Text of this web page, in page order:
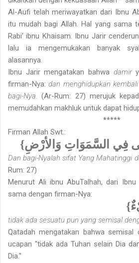
Al-Aufi telah meriwayatkan dari Ibnu
itu mudah bagi Allah. Hal yang sama
Rabi' ibnu Khaisam. Ibnu Jarir
lalu ia mengemukakan banyak
alasannya.
Ibnu Jarir mengatakan bahwa damir
firman-Nya:dan menghidupkan
bagi-Nya.(Ar-Rum: 27) merujuk
memudahkan makhluk untuk dapat
*****
Firman Allah Swt.:
فِي السَّمَوَاتِ وَالأرْضِ}
Dan bagi-Nyalah sifat Yang Mahatinggi
Rum: 27)
Menurut Ali ibnu AbuTalhah, dari
sama dengan firman-Nya:
tidak ada sesuatu pun yang semisal
Qatadah mengatakan bahwa semisal
ucapan "tidak ada Tuhan selain Dia
Dia."